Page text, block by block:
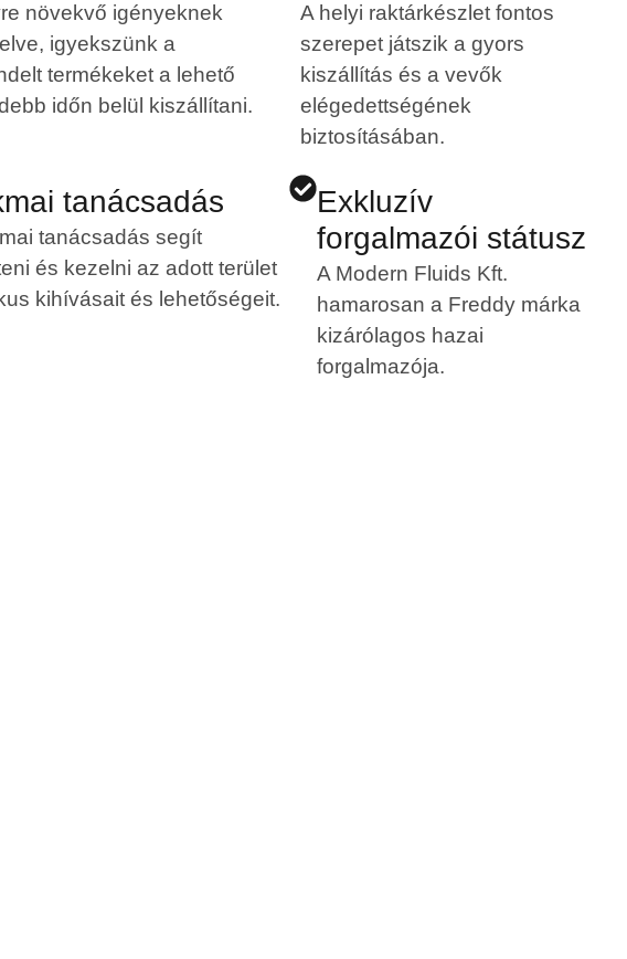
növekvő igényeknek
igyekszünk a
termékeket a lehető
időn belül kiszállítani.
A helyi raktárkészlet fontos
szerepet játszik a gyors
kiszállítás és a vevők
elégedettségének
biztosításában.
tanácsadás
tanácsadás segít
és kezelni az adott terület
kihívásait és lehetőségeit.
Exkluzív
forgalmazói státusz
A Modern Fluids Kft.
hamarosan a Freddy márka
kizárólagos hazai
forgalmazója.